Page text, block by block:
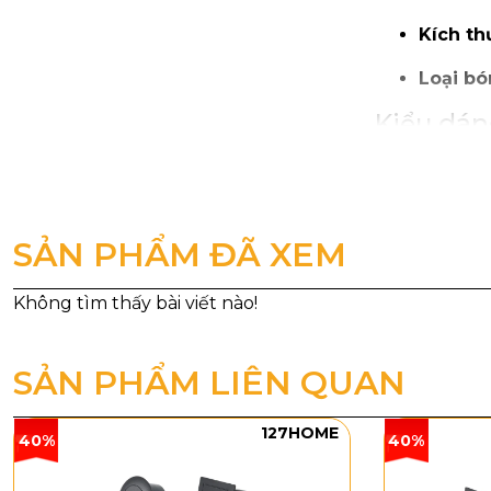
Kích
Loại
Kiểu
SẢN PHẨM ĐÃ XEM
SẢN PHẨM LIÊN QUAN
40% 127HOME 40%